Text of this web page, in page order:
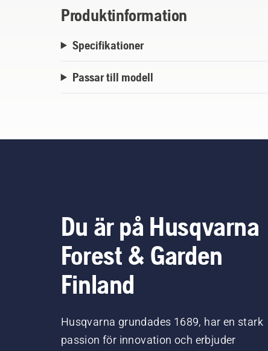
Produktinformation
Specifikationer
Passar till modell
Du är på Husqvarna
Forest & Garden
Finland
Husqvarna grundades 1689, har en stark
passion för innovation och erbjuder